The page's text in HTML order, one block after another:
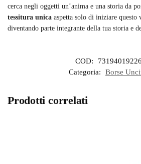
cerca negli oggetti un’anima e una storia da
tessitura unica aspetta solo di iniziare questo
diventando parte integrante della tua storia e
COD:
Categoria:
Borse
Prodotti correlati